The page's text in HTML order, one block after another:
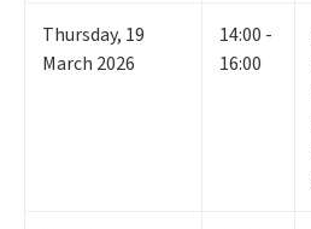
Thursday, 19
March 2026
14:00 -
16:00